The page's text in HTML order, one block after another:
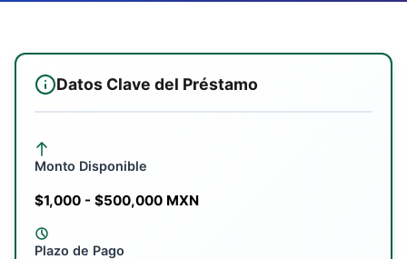
Datos Clave del Préstamo
Monto Disponible
$1,000 - $500,000 MXN
Plazo de Pago